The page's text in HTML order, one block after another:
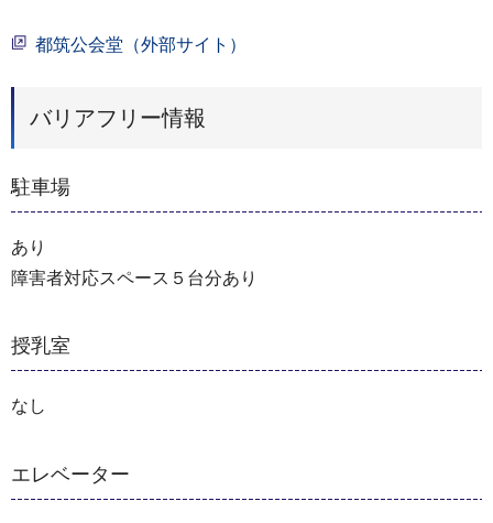
都筑公会堂（外部サイト）
バリアフリー情報
駐車場
あり
障害者対応スペース５台分あり
授乳室
なし
エレベーター